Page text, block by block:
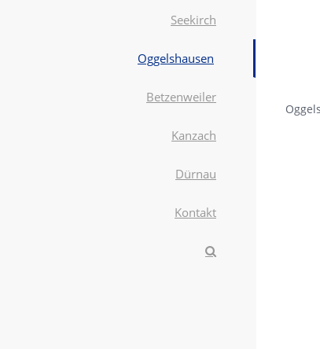
Seekirch
Oggelshausen
Betzenweiler
Kanzach
Dürnau
Kontakt